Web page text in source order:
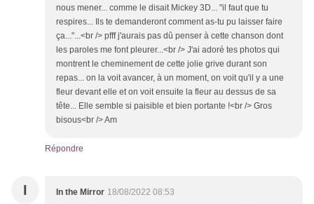
nous mener... comme le disait Mickey 3D... "il faut que tu
respires... Ils te demanderont comment as-tu pu laisser faire
ça..."...<br /> pfff j'aurais pas dû penser à cette chanson dont
les paroles me font pleurer...<br /> J'ai adoré tes photos qui
montrent le cheminement de cette jolie grive durant son
repas... on la voit avancer, à un moment, on voit qu'il y a une
fleur devant elle et on voit ensuite la fleur au dessus de sa
tête... Elle semble si paisible et bien portante !<br /> Gros
bisous<br /> Am
Répondre
I In the Mirror 18/08/2022 08:53